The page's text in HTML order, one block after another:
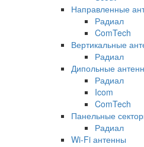
Направленные
Радиал
ComTech
Вертикальные
Радиал
Дипольные
Радиал
Icom
ComTech
Панельные
Радиал
Wi-Fi антенны